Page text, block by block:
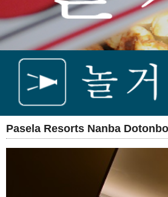
Pasela Resorts Nanba